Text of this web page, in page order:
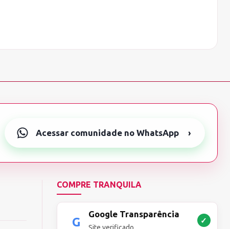
Acessar comunidade no WhatsApp ›
COMPRE TRANQUILA
Google Transparência
✓